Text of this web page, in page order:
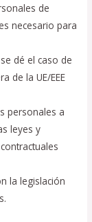
de
necesario para
dé el caso de
de la UE/EEE
personales a
leyes y
la legislación